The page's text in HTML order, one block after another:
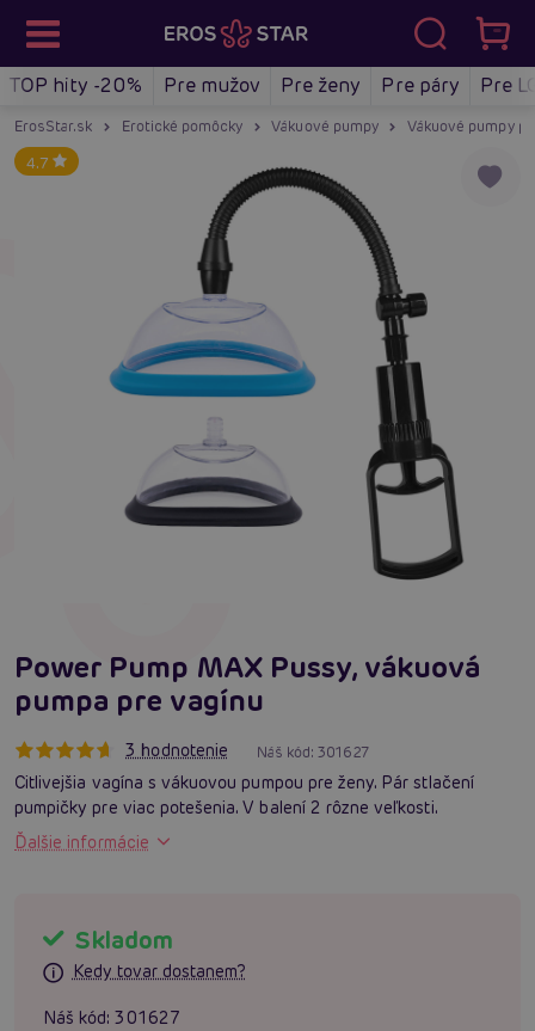
TOP hity -20% Pre mužov Pre ženy Pre páry Pre
ErosStar.sk Erotické pomôcky Vákuové pumpy Vákuové pumpy
4.7
Power Pump MAX Pussy, vákuová
pumpa pre vagínu
3 hodnotenie Náš kód:301627
Citlivejšia vagína s vákuovou pumpou pre ženy. Pár stlačení
pumpičky pre viac potešenia. V balení 2 rôzne veľkosti.
Ďalšie informácie
Skladom
Kedy tovar dostanem?
Náš kód: 301627